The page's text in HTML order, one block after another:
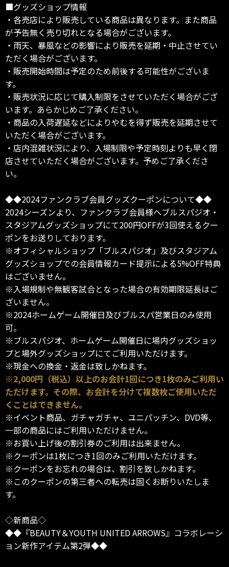
■グッズショップ情報
・各売店により販売している商品は異なります。また商品
が予告無く売り切れとなる場合がございます。
・雨天、暴風などの影響により販売を延期・中止させてい
ただく場合がございます。
・販売開始時間は予定のため前後する可能性がございま
す。
・販売状況に応じて購入制限をさせていただく場合がござ
います。あらかじめご了承ください。
・商品の入荷遅延などによりやむを得ず販売を延期させて
いただく場合がございます。
・店内混雑状況により、入場制限や予定時刻よりも早く閉
店させていただく場合がございます。予めご了承くださ
い。
◆◆2024ファンクラブ会員グッズクーポンについて◆◆
2024シーズンより、ファンクラブ会員様へブルスパジオ・
スタジアムグッズショップにて200円OFFが3回使えるクー
ポンをお送りしております。
※オフィシャルショップ「ブルスパジオ」及びスタジアム
グッズショップでの会員情報カード提示による5%OFF特典
はございません。
※入場規制や無観客試合となった場合の有効期限延長はご
ざいません。
※2024ホームゲーム開催日及びブルスパ営業日のみ使用
可。
※ブルスパジオ、ホームゲーム開催日に場内グッズショッ
プと場外グッズショップにてご利用いただけます。
※現金への換金・返金は致しかねます。
※2,000円（税込）以上のお会計1回につき1枚のみご利用い
ただけます。その際、お会計を分けて複数枚ご使用いただ
くことはできません。
※イベント商品、ガチャガチャ、ユニパッチン、DVD等、
一部の商品にはご利用いただけません。
※お買い上げ後の割引券のご利用は出来ません。
※クーポンは1枚につき1回のみご利用いただけます。
※クーポンをお忘れの場合は、割引を致しかねます。
※このクーポンの第三者への転売は固くお断りいたしま
す。
◇新商品◇
◆◆『BEAUTY＆YOUTH UNITED ARROWS』コラボレーシ
ョン新作アイテム第2弾◆◆